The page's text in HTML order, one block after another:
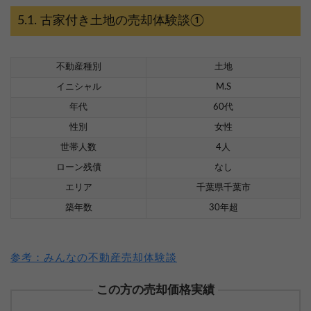
古家付き土地の売却体験談①
不動産種別 土地
イニシャル M.S
年代 60代
性別 女性
世帯人数 4人
ローン残債 なし
エリア 千葉県千葉市
築年数 30年超
参考：みんなの不動産売却体験談
この方の売却価格実績